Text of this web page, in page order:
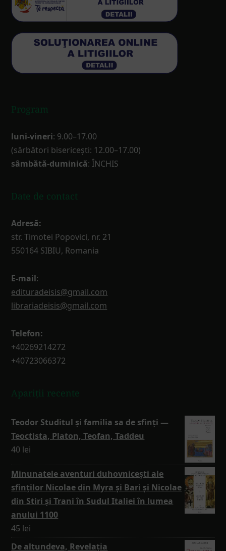
Program
luni-vineri: 9.00–17.00
(sărbători bisericești: 12.00–17.00)
sâmbătă-duminică: ÎNCHIS
Date de contact
Adresă:
str. Timotei Popovici, nr. 21
550164 SIBIU, Romania
E-mail:
edituradeisis@gmail.com
librariadeisis@gmail.com
Telefon:
+40269214272
+40723066372
Apariții recente
Teodor Studitul și familia sa de sfinți —
Teoctista, Platon, Teofan, Taddeu
40 lei
Minunatele aventuri duhovnicești ale
sfinților Nicolae din Myra și Bari și Nicolae
din Stiri și Trani în Sudul Italiei în lumea
anului 1100
45 lei
De altundeva, Revelația